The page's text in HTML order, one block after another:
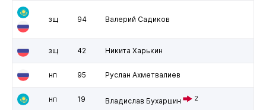
зщ 94 Валерий Садиков
зщ 42 Никита Харькин
нп 95 Руслан Ахметвалиев
нп 19 Владислав Бухаршин 2